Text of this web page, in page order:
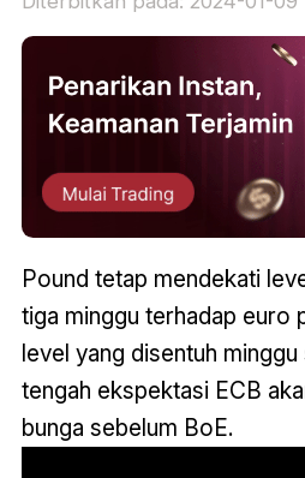
Pound tetap mendekati
tiga minggu terhadap euro
level yang disentuh
tengah ekspektasi ECB
bunga sebelum BoE.